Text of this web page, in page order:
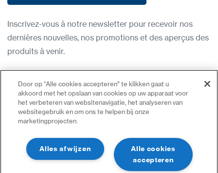
Inscrivez-vous à notre newsletter pour recevoir nos
dernières nouvelles, nos promotions et des aperçus des
produits à venir.
Condititions d'utilisation
Politique de confidentialité
Nous contacter
Se connecter
Plan du site
Door op “Alle cookies accepteren” te klikken gaat u
akkoord met het opslaan van cookies op uw apparaat voor
het verbeteren van websitenavigatie, het analyseren van
websitegebruik en om ons te helpen bij onze
marketingprojecten.
Alle cookies
accepteren
Alles afwijzen